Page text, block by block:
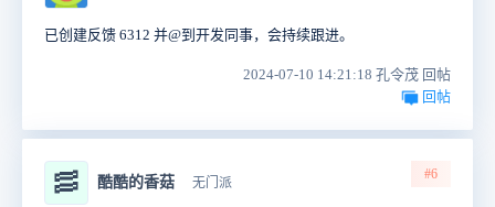
已创建反馈 6312 并@到开发同事，会持续跟进。
2024-07-10 14:21:18 孔令茂 回帖
回帖
🥓 酷酷的香菇 无门派
#6